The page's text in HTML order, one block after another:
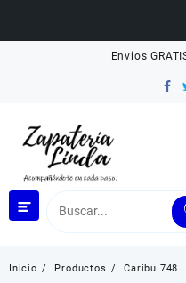
Envíos
Inicio Productos Caribu 748